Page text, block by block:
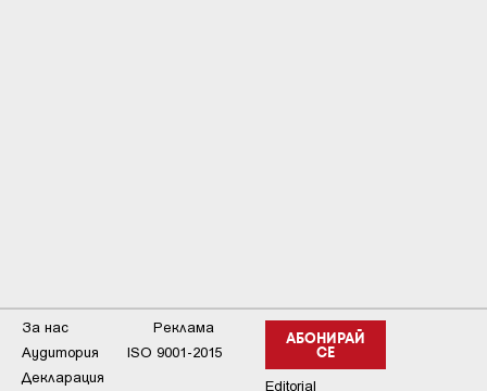
АБОНИРАЙ
СЕ
Editorial
За нас
Реклама
Аудитория
ISO 9001-2015
Декларация